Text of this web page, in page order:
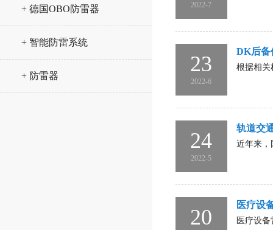
+ 德国OBO防雷器
+ 智能防雷系统
+ 防雷器
2022-7
23
2022-6
DK后备
根据相关
24
2022-5
轨道交
近年来，
20
医疗设
医疗设